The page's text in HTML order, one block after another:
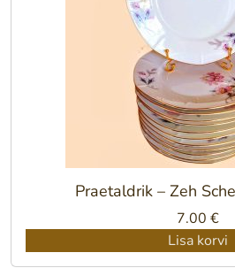
Praetaldrik – Zeh
7.00 €
Lisa korvi